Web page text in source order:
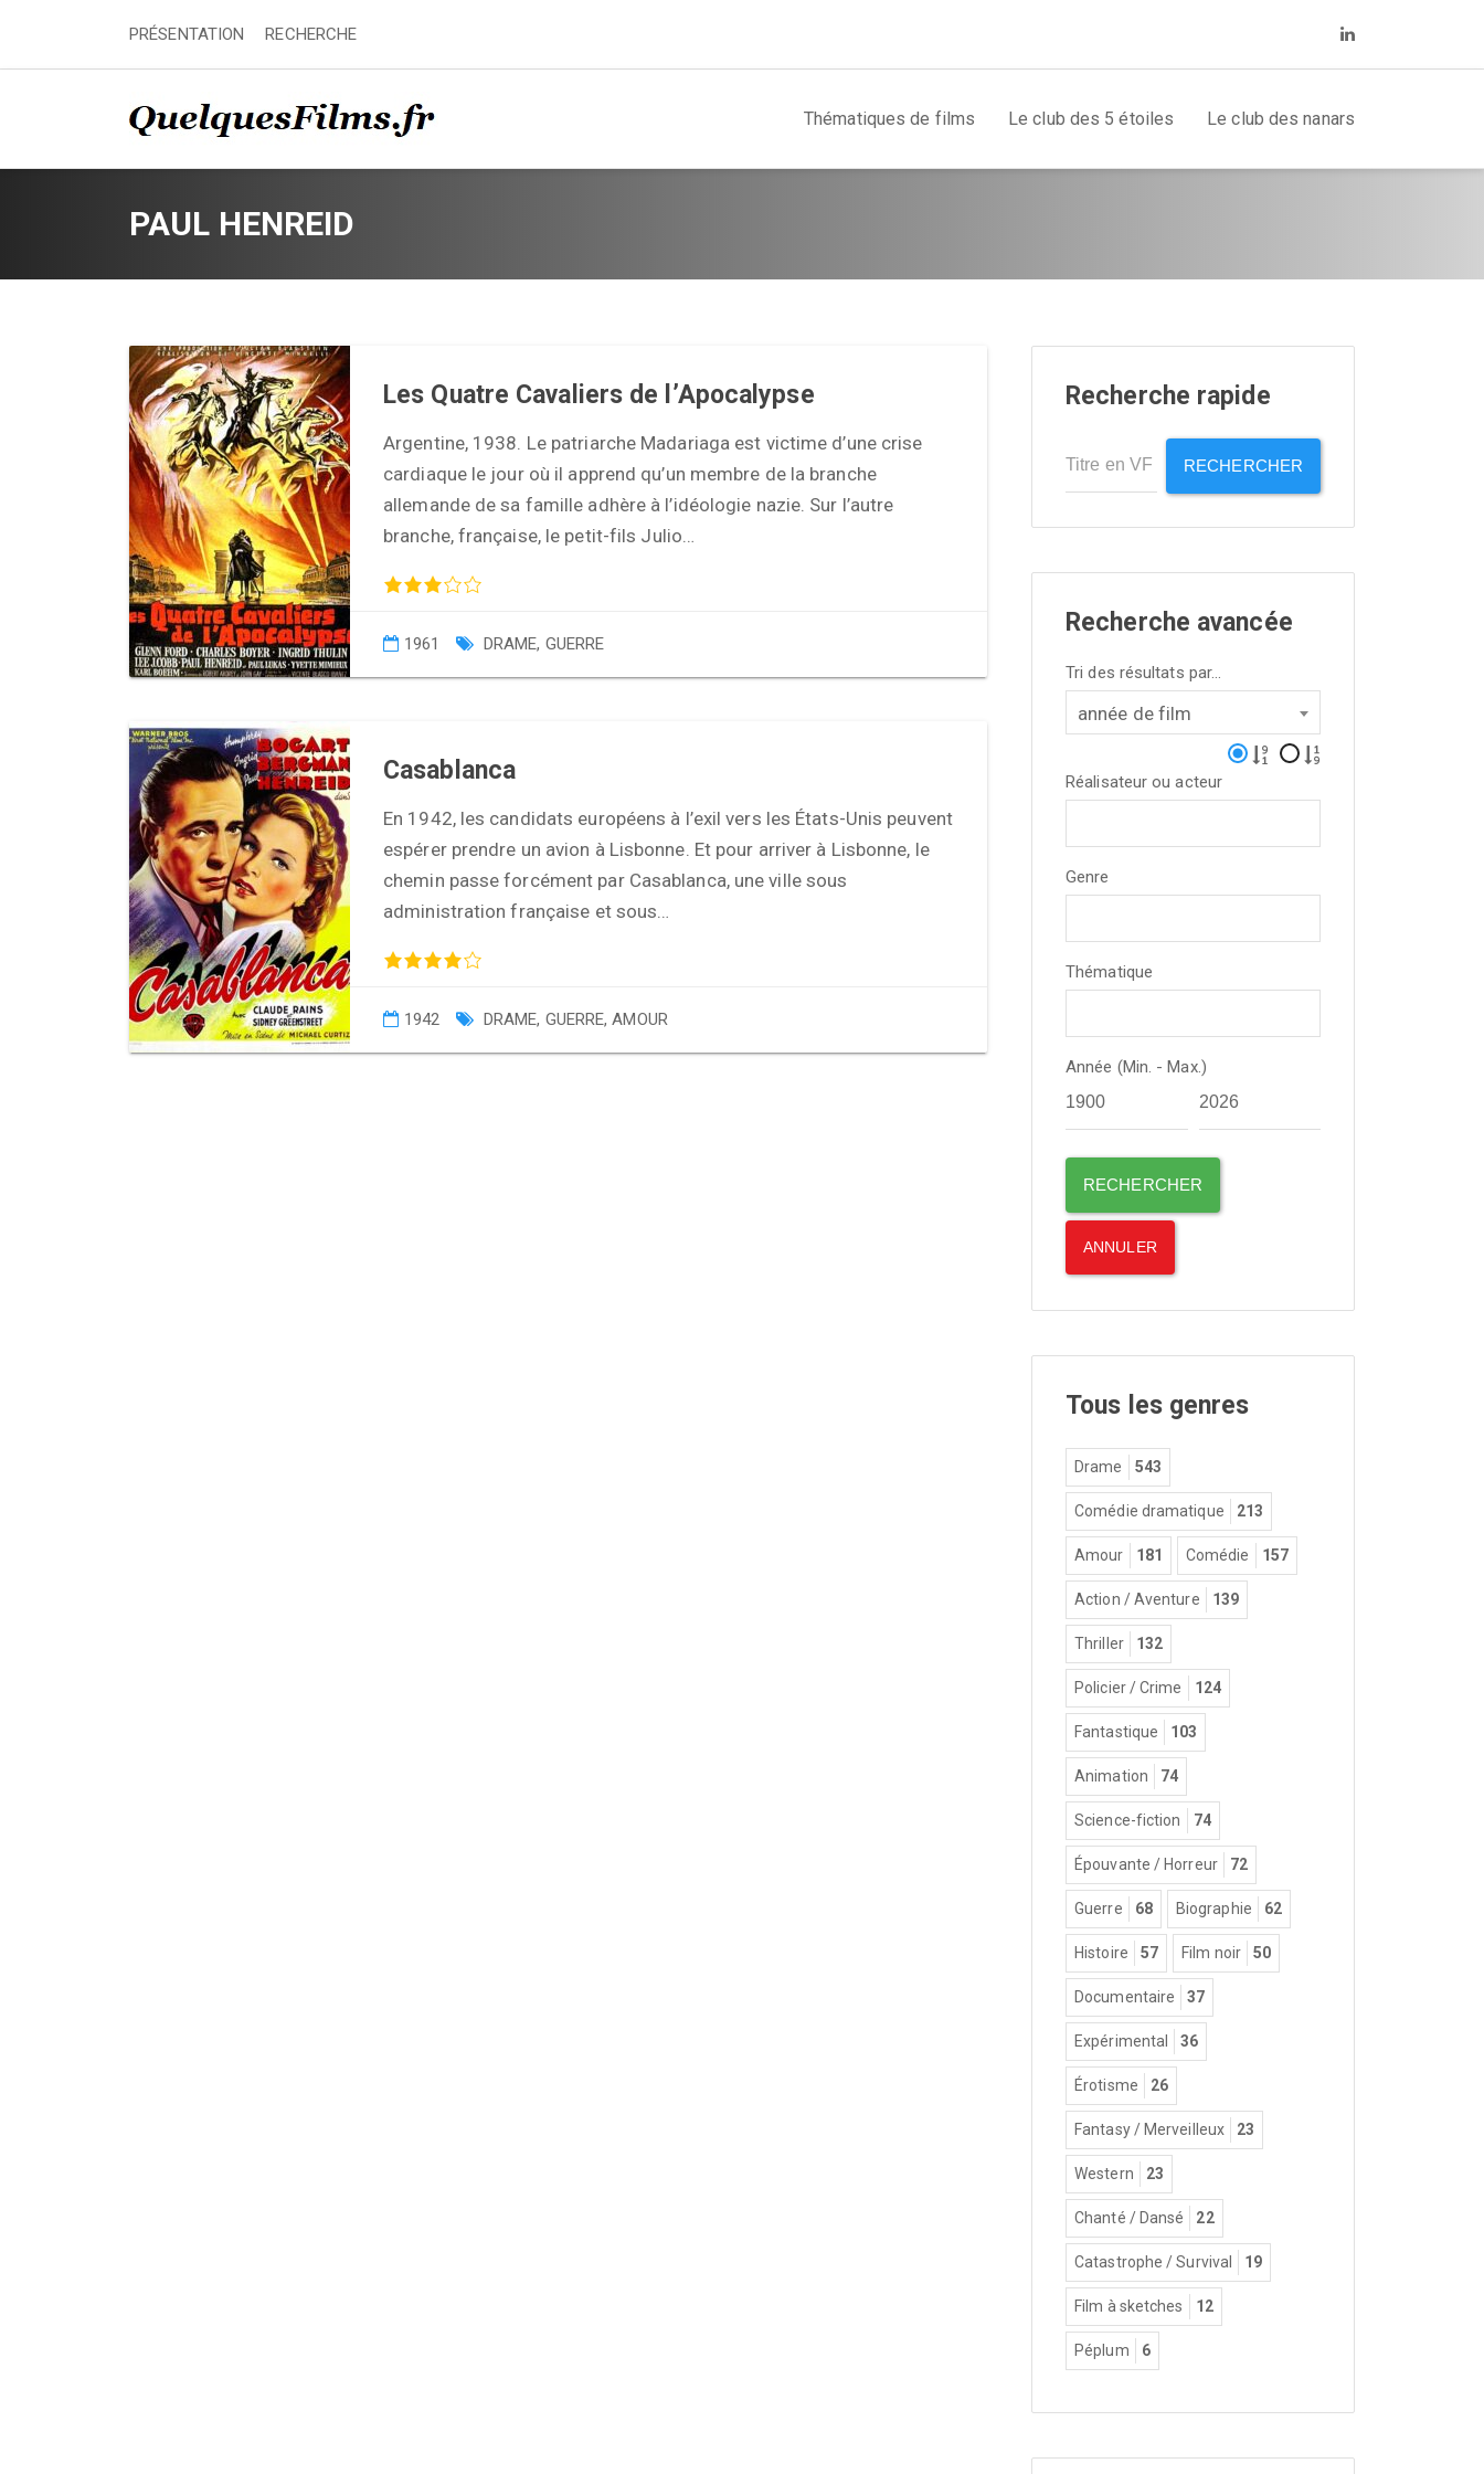
PRÉSENTATION RECHERCHE
Thématiques de films Le club des 5 étoiles Le club des nanars
PAUL HENREID
Les Quatre Cavaliers de l’Apocalypse
Argentine, 1938. Le patriarche Madariaga est victime d’une crise
cardiaque le jour où il apprend qu’un membre de la branche
allemande de sa famille adhère à l’idéologie nazie. Sur l’autre
branche, française, le petit-fils Julio…
1961 DRAME, GUERRE
Casablanca
En 1942, les candidats européens à l’exil vers les États-Unis peuvent
espérer prendre un avion à Lisbonne. Et pour arriver à Lisbonne, le
chemin passe forcément par Casablanca, une ville sous
administration française et sous…
1942 DRAME, GUERRE,AMOUR
Recherche rapide
RECHERCHER
Recherche avancée
Tri des résultats par...
année de film
Réalisateur ou acteur
Genre
Thématique
Année (Min. - Max.)
Tous les genres
Drame 543
Comédie dramatique 213
Amour 181 Comédie 157
Action / Aventure 139
Thriller 132
Policier / Crime 124
Fantastique 103
Animation 74
Science-fiction 74
Épouvante / Horreur 72
Guerre 68 Biographie 62
Histoire 57 Film noir 50
Documentaire 37
Expérimental 36
Érotisme 26
Fantasy / Merveilleux 23
Western 23
Chanté / Dansé 22
Catastrophe / Survival 19
Film à sketches 12
Péplum 6